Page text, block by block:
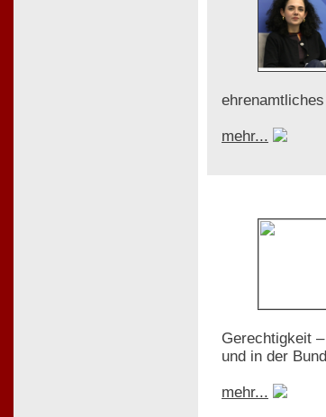
mehr...
Gerechtigkeit
und in der
mehr...